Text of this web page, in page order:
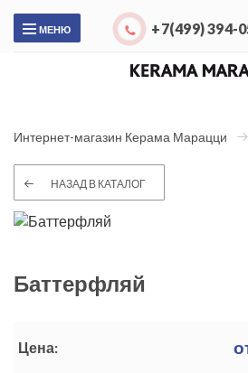
МЕНЮ +7(499) 394-
Интернет-магазин Керама Марацци
НАЗАД В КАТАЛОГ
Баттерфляй
Цена: